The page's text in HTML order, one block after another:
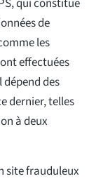
qui constitue
de
les
effectuées
des
dernier, telles
à deux
site frauduleux